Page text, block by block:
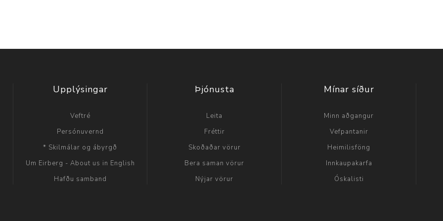
Upplýsingar
Veftré
Persónuvernd
* Skilmálar og ábyrgð
Um Eirberg - About us in English
Hafðu samband
Þjónusta
Leita
Fréttir
Skoðaðar vörur
Bera saman vörur
Nýjar vörur
Mínar síður
Minn aðgangur
Vefpantanir
Heimilisföng
Innkaupakarfa
Óskalisti